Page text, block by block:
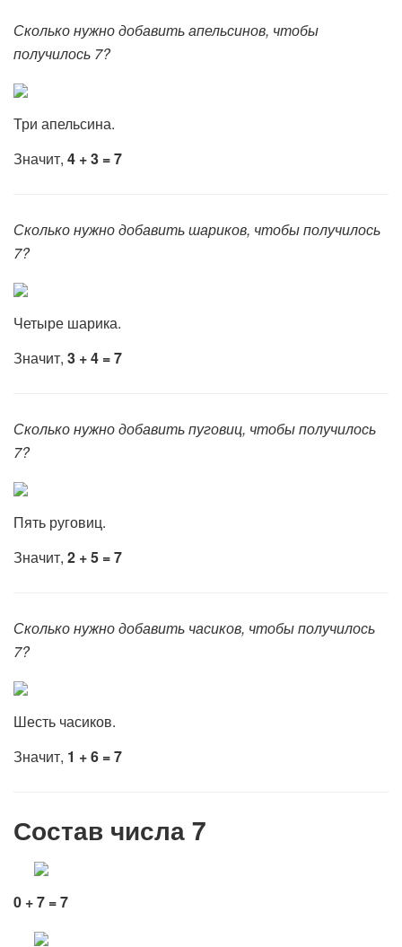
Сколько нужно добавить апельсинов, чтобы
получилось 7?
Три апельсина.
Значит, 4 + 3 = 7
Сколько нужно добавить шариков, чтобы получилось
7?
Четыре шарика.
Значит, 3 + 4 = 7
Сколько нужно добавить пуговиц, чтобы получилось
7?
Пять руговиц.
Значит, 2 + 5 = 7
Сколько нужно добавить часиков, чтобы получилось
7?
Шесть часиков.
Значит, 1 + 6 = 7
Состав числа 7
0 + 7 = 7